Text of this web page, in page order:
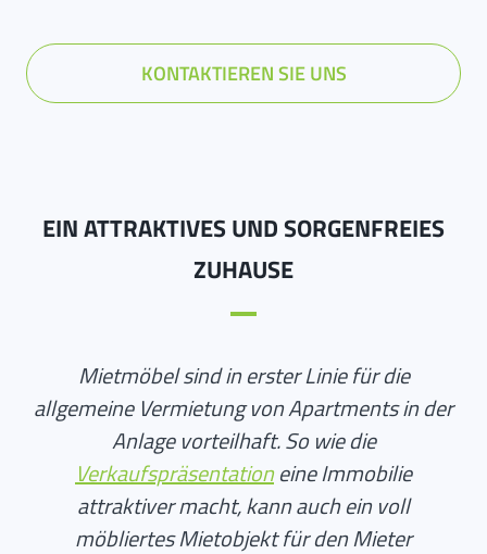
KONTAKTIEREN SIE UNS
EIN ATTRAKTIVES UND SORGENFREIES
ZUHAUSE
Mietmöbel sind in erster Linie für die
allgemeine Vermietung von Apartments in der
Anlage vorteilhaft. So wie die
Verkaufspräsentationeine Immobilie
attraktiver macht, kann auch ein voll
möbliertes Mietobjekt für den Mieter